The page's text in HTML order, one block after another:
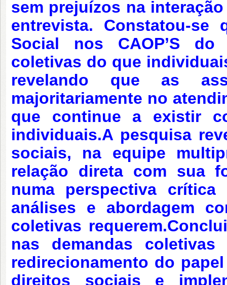
sem prejuízos na
entrevista. Constatou-
Social nos CAOP’S do
coletivas do que
revelando que as
majoritariamente no
que continue a existir
individuais.A pesquisa
sociais, na equipe
relação direta com sua
numa perspectiva
análises e abordagem
coletivas requerem.
nas demandas
redirecionamento do
direitos sociais e